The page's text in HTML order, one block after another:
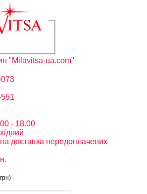
"Milavitsa-ua.com"
- 18.00
доставка передоплачених